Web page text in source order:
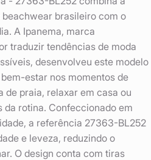
brasileiro com o
A Ipanema, marca
traduzir tendências de moda
desenvolveu este modelo
estar nos momentos de
de praia, relaxar em casa ou
da rotina. Confeccionado em
a referência 27363-BL252
e leveza, reduzindo o
O design conta com tiras